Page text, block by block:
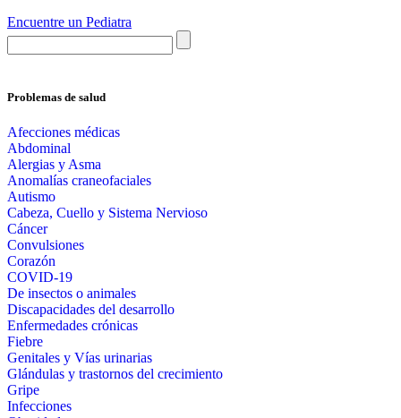
Encuentre un Pediatra
Problemas de salud
Afecciones médicas
Abdominal
Alergias y Asma
Anomalías craneofaciales
Autismo
Cabeza, Cuello y Sistema Nervioso
Cáncer
Convulsiones
Corazón
COVID-19
De insectos o animales
Discapacidades del desarrollo
Enfermedades crónicas
Fiebre
Genitales y Vías urinarias
Glándulas y trastornos del crecimiento
Gripe
Infecciones